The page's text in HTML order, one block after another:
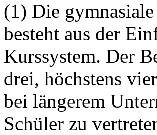
(1) Die
besteht aus der
Kurssystem. Der
drei, höchstens
bei längerem
Schüler zu